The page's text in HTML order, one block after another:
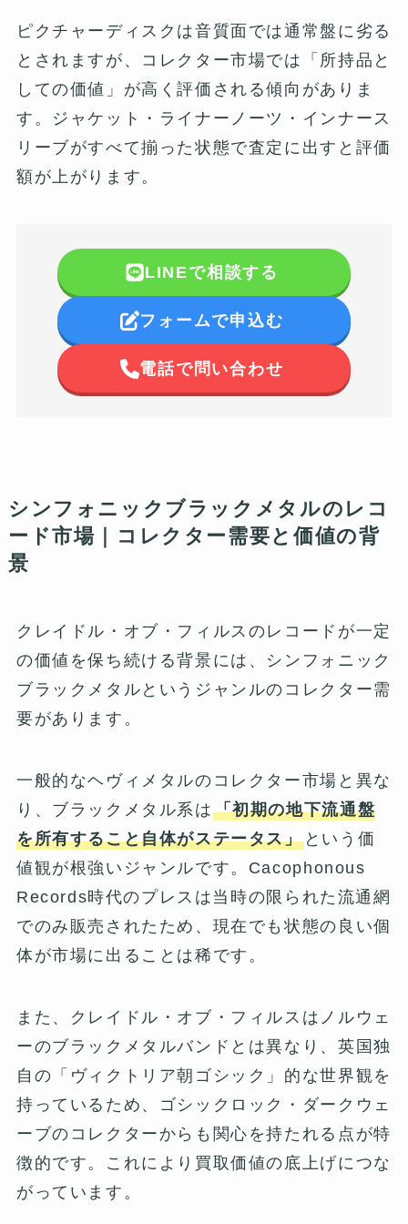
ピクチャーディスクは音質面では通常盤に劣る
とされますが、コレクター市場では「所持品と
しての価値」が高く評価される傾向がありま
す。ジャケット・ライナーノーツ・インナース
リーブがすべて揃った状態で査定に出すと評価
額が上がります。
LINEで相談する
フォームで申込む
電話で問い合わせ
シンフォニックブラックメタルのレコ
ード市場｜コレクター需要と価値の背
景
クレイドル・オブ・フィルスのレコードが一定
の価値を保ち続ける背景には、シンフォニック
ブラックメタルというジャンルのコレクター需
要があります。
一般的なヘヴィメタルのコレクター市場と異な
り、ブラックメタル系は 「初期の地下流通盤
を所有すること自体がステータス」という価
値観が根強いジャンルです。Cacophonous
Records時代のプレスは当時の限られた流通網
でのみ販売されたため、現在でも状態の良い個
体が市場に出ることは稀です。
また、クレイドル・オブ・フィルスはノルウェ
ーのブラックメタルバンドとは異なり、英国独
自の「ヴィクトリア朝ゴシック」的な世界観を
持っているため、ゴシックロック・ダークウェ
ーブのコレクターからも関心を持たれる点が特
徴的です。これにより買取価値の底上げにつな
がっています。